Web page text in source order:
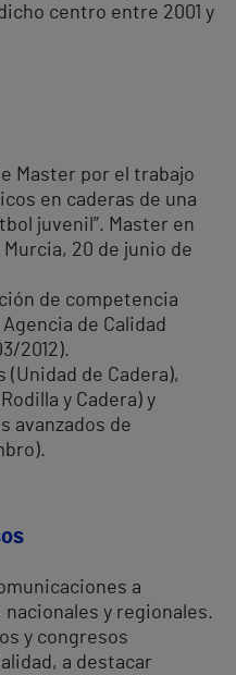
centro entre 2001 y
Master por el trabajo
en caderas de una
juvenil”. Master en
Murcia, 20 de junio de
de competencia
de Calidad
2012).
(Unidad de Cadera),
y Cadera) y
avanzados de
a
y regionales.
y congresos
a destacar